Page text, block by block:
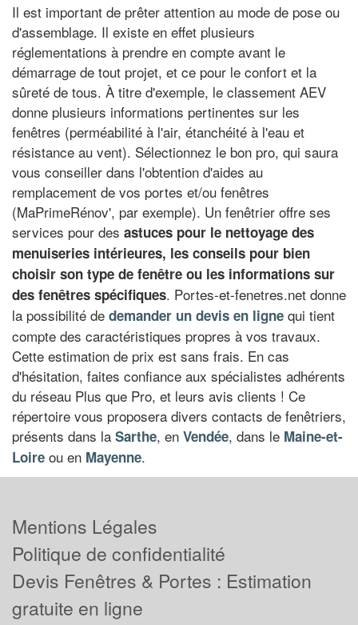
Il est important de prêter attention au mode de pose ou
d'assemblage. Il existe en effet plusieurs
réglementations à prendre en compte avant le
démarrage de tout projet, et ce pour le confort et la
sûreté de tous. À titre d'exemple, le classement AEV
donne plusieurs informations pertinentes sur les
fenêtres (perméabilité à l'air, étanchéité à l'eau et
résistance au vent). Sélectionnez le bon pro, qui saura
vous conseiller dans l'obtention d'aides au
remplacement de vos portes et/ou fenêtres
(MaPrimeRénov', par exemple). Un fenêtrier offre ses
services pour des astuces pour le nettoyage des
menuiseries intérieures, les conseils pour bien
choisir son type de fenêtre ou les informations sur
des fenêtres spécifiques. Portes-et-fenetres.net donne
la possibilité de demander un devis en ligne qui tient
compte des caractéristiques propres à vos travaux.
Cette estimation de prix est sans frais. En cas
d'hésitation, faites confiance aux spécialistes adhérents
du réseau Plus que Pro, et leurs avis clients ! Ce
répertoire vous proposera divers contacts de fenêtriers,
présents dans la Sarthe, en Vendée, dans le Maine-et-
Loire ou en Mayenne.
Mentions Légales
Politique de confidentialité
Devis Fenêtres & Portes : Estimation
gratuite en ligne